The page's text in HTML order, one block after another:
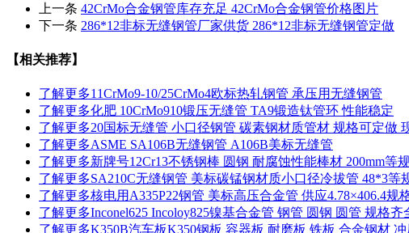
上一条 42CrMo合金钢管库存充足 42CrMo合金钢管价格图片
下一条 286*12非标无缝钢管厂家供货 286*12非标无缝钢管定做
【相关推荐】
了解更多11CrMo9-10/25CrMo4欧标热轧钢管 承压用无缝钢管
了解更多化肥 10CrMo910锻压无缝管 TA9锻造钛管环 性能稳定
了解更多20国标无缝管 小口径钢管 碳素钢材质管材 规格可定做
了解更多ASME SA106B无缝钢管 A106B美标无缝管
了解更多新牌号12Cr13不锈钢棒 圆钢 耐腐蚀性能棒材 200mm等
了解更多SA210C无缝钢管 美标碳锰钢材质小口径冷拔管 48*3等
了解更多核电用A335P22钢管 美标高压合金管 供应4.78×406.4规
了解更多Inconel625 Incoloy825镍基合金管 钢管 圆钢 圆管 规格齐
了解更多K350B汽车板K350钢板 容器板 耐磨板 铁板 合金钢材 冲